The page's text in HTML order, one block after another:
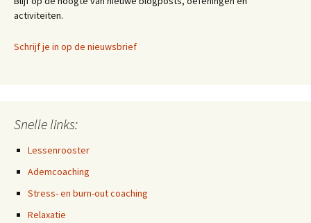
activiteiten.
Schrijf je in op de nieuwsbrief
Snelle links:
Lessenrooster
Ademcoaching
Stress- en burn-out coaching
Relaxatie